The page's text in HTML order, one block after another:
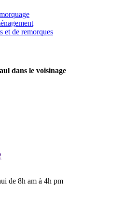
et de remorques
dans le voisinage
de 8h am à 4h pm